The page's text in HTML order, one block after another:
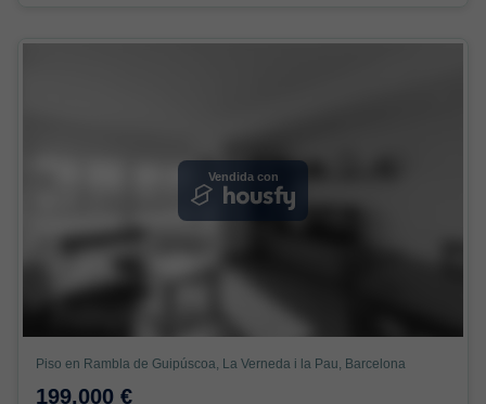
Vendida con
Piso en Rambla de Guipúscoa, La Verneda i la Pau, Barcelona
199.000 €